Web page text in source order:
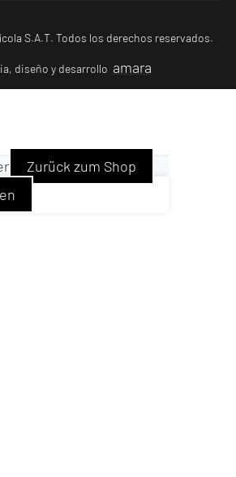
S.A.T. Todos los derechos reservados.
diseño y desarrollo amara
Zurück zum Shop